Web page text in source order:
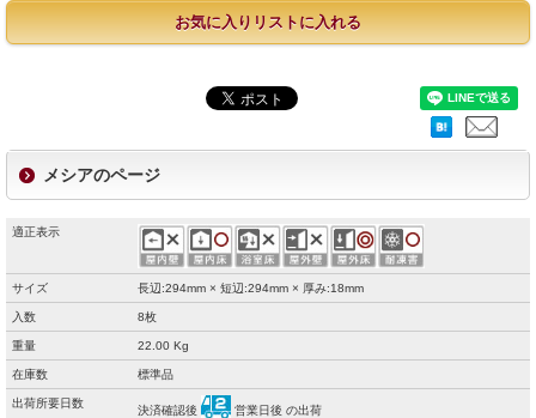
お気に入りリストに入れる
メシアのページ
適正表示
サイズ 長辺:294mm × 短辺:294mm × 厚み:18mm
入数 8枚
重量 22.00 Kg
在庫数 標準品
出荷所要日数
決済確認後 営業日後 の出荷